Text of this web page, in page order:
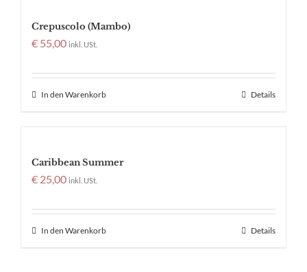
Crepuscolo (Mambo)
€ 55,00 inkl. USt.
In den Warenkorb Details
Caribbean Summer
€ 25,00 inkl. USt.
In den Warenkorb Details